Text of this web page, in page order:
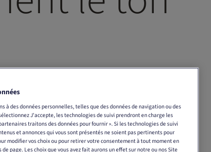
à des données personnelles, telles que des données de navigation ou des
J'accepte, les technologies de suivi prendront en charge les
traitons des données pour fournir ». Si les technologies de suivi
et annonces qui vous sont présentés ne soient pas pertinents pour
modifier vos choix ou pour retirer votre consentement à tout moment en
page. Les choix que vous avez fait aurons un effet sur notre ou nos Site